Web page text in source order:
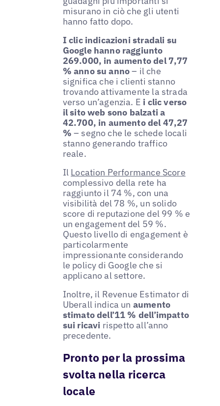
misurano in ciò che gli utenti
hanno fatto dopo.
I clic indicazioni stradali su
Google hanno raggiunto
269.000, in aumento del 7,77
% anno su anno– il che
significa che i clienti stanno
trovando attivamente la strada
verso un’agenzia. E i clic verso
il sito web sono balzati a
42.700, in aumento del 47,27
% – segno che le schede locali
stanno generando traffico
reale.
Il Location Performance Score
complessivo della rete ha
raggiunto il 74 %, con una
visibilità del 78 %, un solido
score di reputazione del 99 % e
un engagement del 59 %.
Questo livello di engagement è
particolarmente
impressionante considerando
le policy di Google che si
applicano al settore.
Inoltre, il Revenue Estimator di
Uberall indica un aumento
stimato dell’11 % dell’impatto
sui ricavi rispetto all’anno
precedente.
Pronto per la prossima
svolta nella ricerca
locale